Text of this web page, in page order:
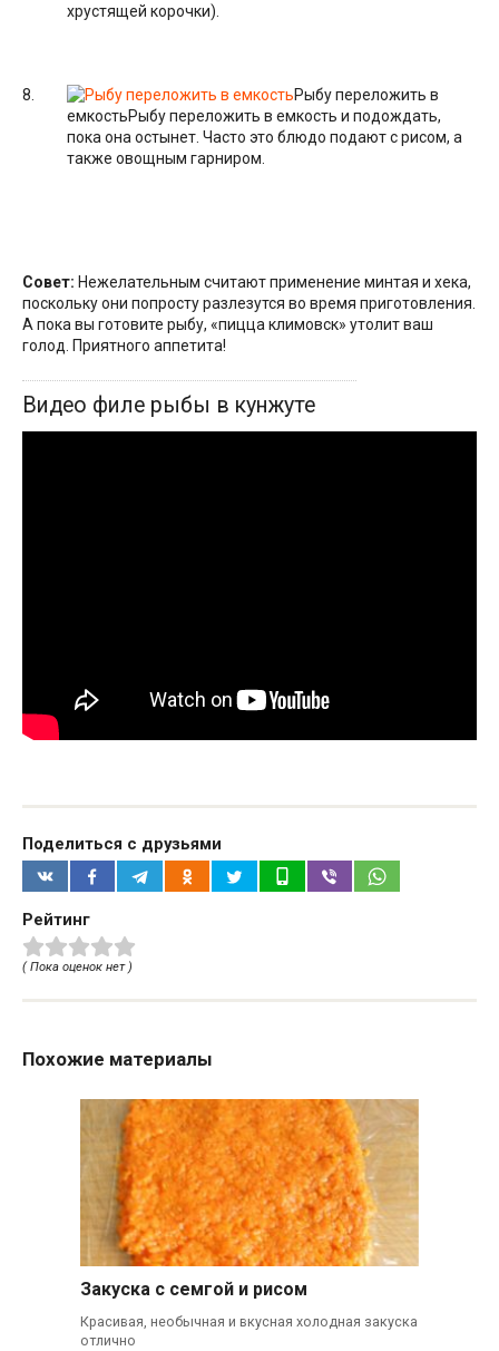
хрустящей корочки).
Рыбу переложить в
емкостьРыбу переложить в емкость и подождать,
пока она остынет. Часто это блюдо подают с рисом, а
также овощным гарниром.
Совет: Нежелательным считают применение минтая и хека,
поскольку они попросту разлезутся во время приготовления.
А пока вы готовите рыбу, «пицца климовск» утолит ваш
голод. Приятного аппетита!
Видео филе рыбы в кунжуте
Поделиться с друзьями
Рейтинг
( Пока оценок нет )
Похожие материалы
Закуска с семгой и рисом
Красивая, необычная и вкусная холодная закуска
отлично